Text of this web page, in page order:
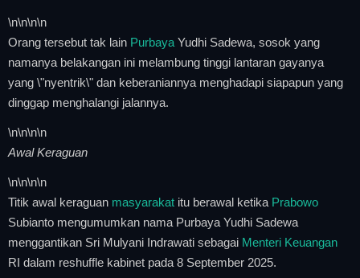
\n\n\n\n
Orang tersebut tak lain Purbaya Yudhi Sadewa, sosok yang
namanya belakangan ini melambung tinggi lantaran gayanya
yang \"nyentrik\" dan keberaniannya menghadapi siapapun yang
dinggap menghalangi jalannya.
\n\n\n\n
Awal Keraguan
\n\n\n\n
Titik awal keraguan masyarakat itu berawal ketika Prabowo
Subianto mengumumkan nama Purbaya Yudhi Sadewa
menggantikan Sri Mulyani Indrawati sebagai Menteri Keuangan
RI dalam reshuffle kabinet pada 8 September 2025.